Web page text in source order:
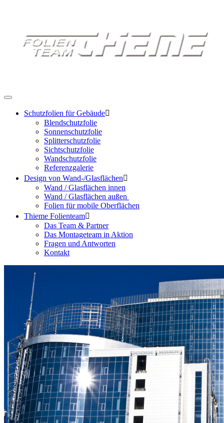
Schutzfolien für Gebäude
Blendschutzfolie
Sonnenschutzfolie
Splitterschutzfolie
Sichtschutzfolie
Wandschutzfolie
Referenzgalerie
Design von Wand-/Glasflächen
Wand / Glasflächen innen
Wand / Glasflächen außen
Folien für mobile Oberflächen
Thieme Folienteam
Das Team & Partner
Das Montageteam in Aktion
Fragen und Antworten
Kontakt